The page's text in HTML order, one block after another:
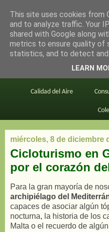
en bici por
Este blog BiciMAD
Calidad del Aire
miércoles, 8 de diciembre
Cicloturismo en
por el corazón
Para la gran mayoría de
archipiélago del
capaces de asociar algún
nocturna, la historia de los
Malta o el recuerdo de
This site uses cookies from
and to analyze traffic. Your
shared with Google along
metrics to ensure quality of
statistics, and to detect and
LEARN